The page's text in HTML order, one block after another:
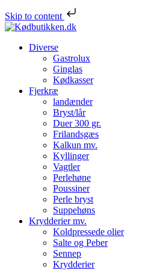
Skip to content
Diverse
Gastrolux
Ginglas
Kødkasser
Fjerkræ
landænder
Bryst/lår
Duer 300 gr.
Frilandsgæs
Kalkun mv.
Kyllinger
Vagtler
Perlehøne
Poussiner
Perle bryst
Suppehøns
Krydderier mv.
Koldpressede olier
Salte og Peber
Sennep
Krydderier